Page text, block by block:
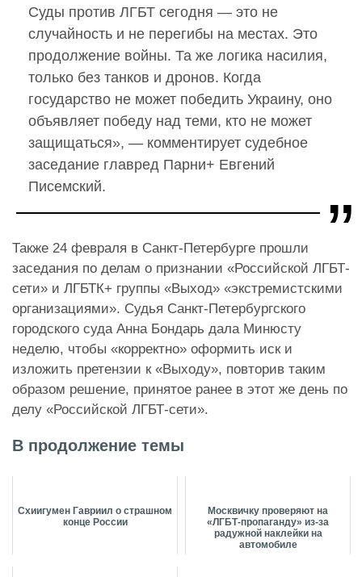
Суды против ЛГБТ сегодня — это не
случайность и не перегибы на местах. Это
продолжение войны. Та же логика насилия,
только без танков и дронов. Когда
государство не может победить Украину, оно
объявляет победу над теми, кто не может
защищаться», — комментирует судебное
заседание главред Парни+ Евгений
Писемский.
Также 24 февраля в Санкт-Петербурге прошли
заседания по делам о признании «Российской ЛГБТ-
сети» и ЛГБТК+ группы «Выход» «экстремистскими
организациями». Судья Санкт-Петербургского
городского суда Анна Бондарь дала Минюсту
неделю, чтобы «корректно» оформить иск и
изложить претензии к «Выходу», повторив таким
образом решение, принятое ранее в этот же день по
делу «Российской ЛГБТ-сети».
В продолжение темы
Схиигумен Гавриил о страшном
конце России
Москвичку проверяют на
«ЛГБТ-пропаганду» из-за
радужной наклейки на
автомобиле